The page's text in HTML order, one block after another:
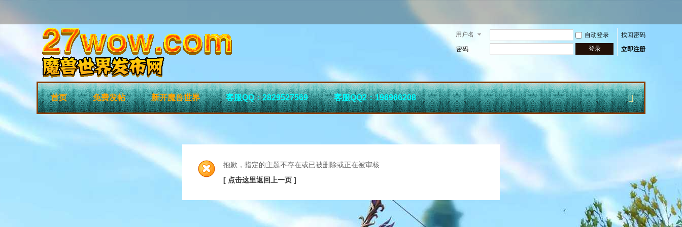
用户名 自动登录
找回密码
密码
登录 立即注册
首页 免费发帖 新开魔兽世界 客服QQ：2829527569 客服QQ2：196966208
抱歉，指定的主题不存在或已被删除或正在被审核
[ 点击这里返回上一页 ]